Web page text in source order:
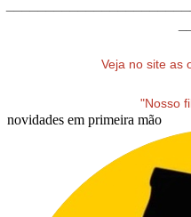
Veja no site as
"Nosso
novidades em primeira mão